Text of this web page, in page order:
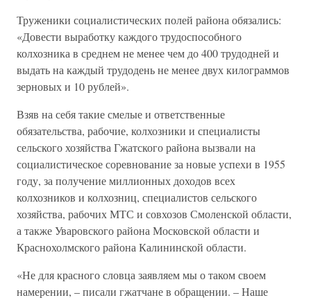
Труженики социалистических полей района обязались:
«Довести выработку каждого трудоспособного
колхозника в среднем не менее чем до 400 трудодней и
выдать на каждый трудодень не менее двух килограммов
зерновых и 10 рублей».
Взяв на себя такие смелые и ответственные
обязательства, рабочие, колхозники и специалисты
сельского хозяйства Гжатского района вызвали на
социалистическое соревнование за новые успехи в 1955
году, за получение миллионных доходов всех
колхозников и колхозниц, специалистов сельского
хозяйства, рабочих МТС и совхозов Смоленской области,
а также Уваровского района Московской области и
Краснохолмского района Калининской области.
«Не для красного словца заявляем мы о таком своем
намерении, – писали гжатчане в обращении. – Наше